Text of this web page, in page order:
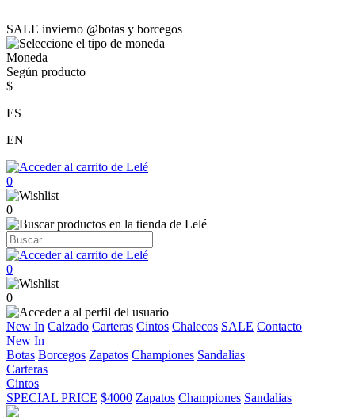
SALE invierno @botas y borcegos
Moneda
Según producto
$
ES
EN
0
0
0
0
New In Calzado Carteras Cintos Chalecos SALE Contacto
New In
Botas Borcegos Zapatos Championes Sandalias
Carteras
Cintos
SPECIAL PRICE $4000 Zapatos Championes Sandalias